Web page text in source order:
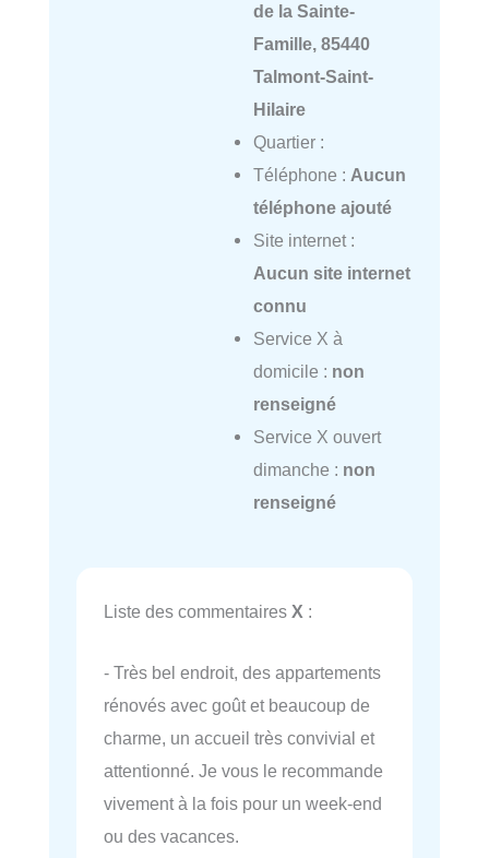
de la Sainte-
Famille, 85440
Talmont-Saint-
Hilaire
Quartier :
Téléphone : Aucun
téléphone ajouté
Site internet :
Aucun site internet
connu
Service X à
domicile : non
renseigné
Service X ouvert
dimanche : non
renseigné
Liste des commentaires X :
- Très bel endroit, des appartements
rénovés avec goût et beaucoup de
charme, un accueil très convivial et
attentionné. Je vous le recommande
vivement à la fois pour un week-end
ou des vacances.